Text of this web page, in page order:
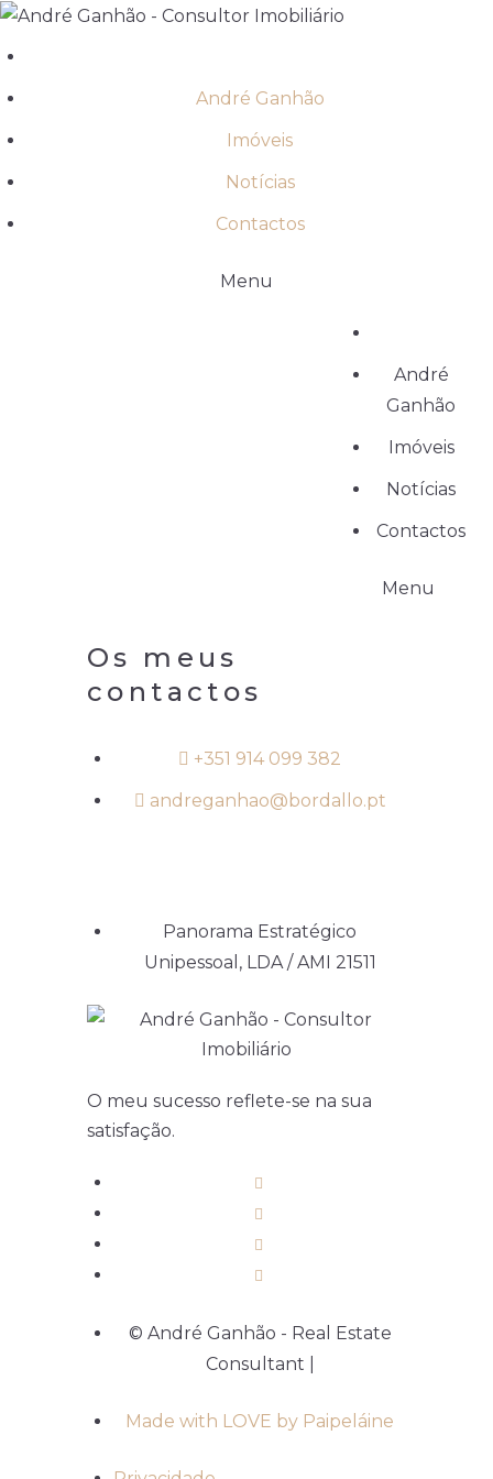
André Ganhão
Imóveis
Notícias
Contactos
Menu
André
Ganhão
Imóveis
Notícias
Contactos
Menu
Os meus
contactos
+351 914 099 382
andreganhao@bordallo.pt
Panorama Estratégico
Unipessoal, LDA / AMI 21511
O meu sucesso reflete-se na sua
satisfação.
© André Ganhão - Real Estate
Consultant |
Made with LOVE by Paipeláine